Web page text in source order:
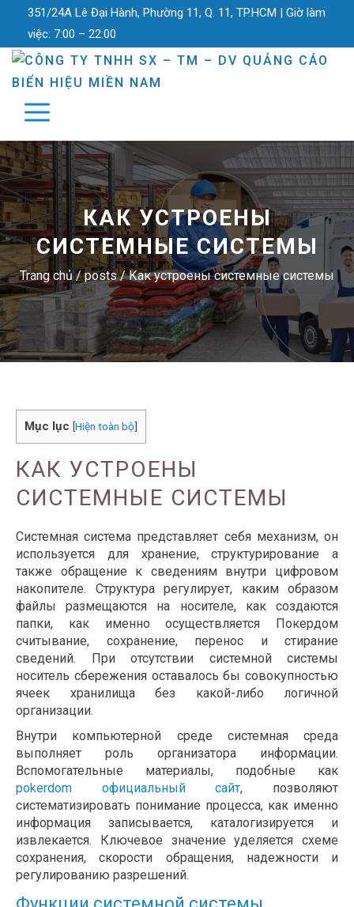
351/24A Lê Đại Hành, Phường 11, Q. 11, TP.HCM | Giờ làm
việc: 7:00 – 22:00
КАК УСТРОЕНЫ
СИСТЕМНЫЕ СИСТЕМЫ
Trang chủ/posts/Как устроены системные системы
Mục lục [Hiện toàn bộ]
КАК УСТРОЕНЫ
СИСТЕМНЫЕ СИСТЕМЫ
Системная система представляет себя механизм, он
используется для хранение, структурирование а
также обращение к сведениям внутри цифровом
накопителе. Структура регулирует, каким образом
файлы размещаются на носителе, как создаются
папки, как именно осуществляется Покердом
считывание, сохранение, перенос и стирание
сведений. При отсутствии системной системы
носитель сбережения оставалось бы совокупностью
ячеек хранилища без какой-либо логичной
организации.
Внутри компьютерной среде системная среда
выполняет роль организатора информации.
Вспомогательные материалы, подобные как
pokerdom официальный сайт, позволяют
систематизировать понимание процесса, как именно
информация записывается, каталогизируется и
извлекается. Ключевое значение уделяется схеме
сохранения, скорости обращения, надежности и
регулированию разрешений.